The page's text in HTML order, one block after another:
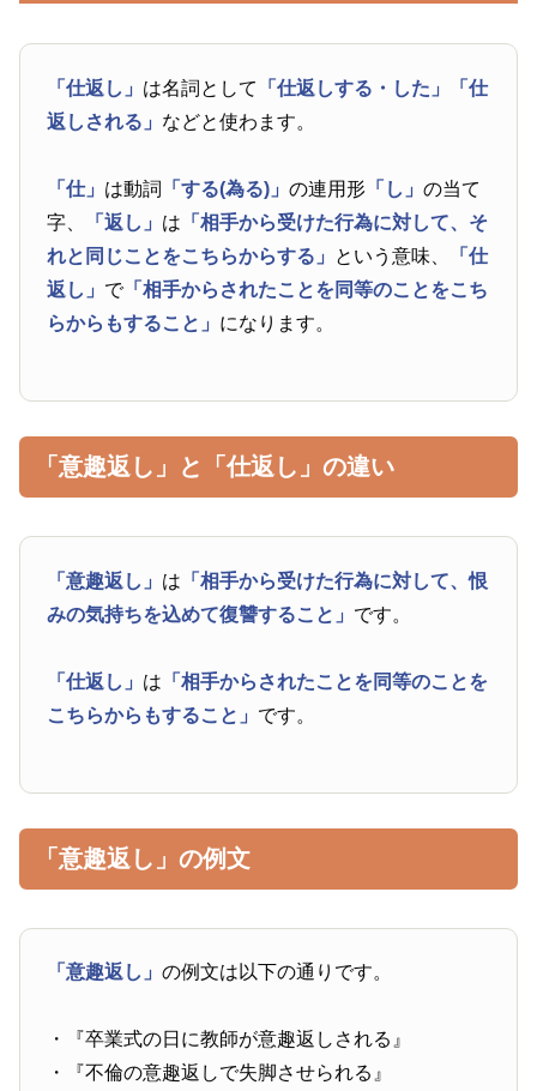
「仕返し」 は名詞として 「仕返しする・した」
「仕
返しされる」 などと使わます。
「仕」 は動詞 「する(為る)」の連用形 「し」の当て
字、
「返し」 は 「相手から受けた行為に対して、そ
れと同じことをこちらからする」 という意味、
「仕
返し」 で「相手からされたことを同等のことをこち
らからもすること」 になります。
「意趣返し」と「仕返し」の違い
「意趣返し」 は 「相手から受けた行為に対して、恨
みの気持ちを込めて復讐すること」 です。
「仕返し」 は 「相手からされたことを同等のことを
こちらからもすること」 です。
「意趣返し」の例文
「意趣返し」の例文は以下の通りです。
・『卒業式の日に教師が意趣返しされる』
・『不倫の意趣返しで失脚させられる』